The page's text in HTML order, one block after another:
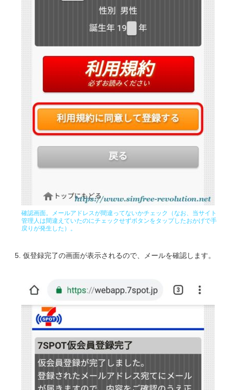
確認画面。メールアドレスが間違ってないかチェック（なお、当サイト
管理人は間違えていたのにチェックせずボタンをタップしたおかげで手
戻りが発生した）。
仮登録完了の画面が表示されるので、メールを確認します。